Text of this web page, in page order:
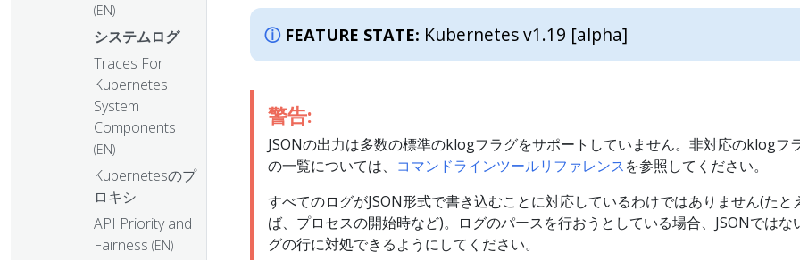
(EN)
システムログ
Traces For
Kubernetes
System
Components
(EN)
Kubernetesのプ
ロキシ
API Priority and
Fairness (EN)
FEATURE STATE: Kubernetes v1.19 [alpha]
警告:
JSONの出力は多数の標準のklogフラグをサポートしていません。非対応のklogフ
の一覧については、 コマンドラインツールリファレンスを参照してください。
すべてのログがJSON形式で書き込むことに対応しているわけではありません(たと
ば、プロセスの開始時など)。ログのパースを行おうとしている場合、JSONではな
グの行に対処できるようにしてください。